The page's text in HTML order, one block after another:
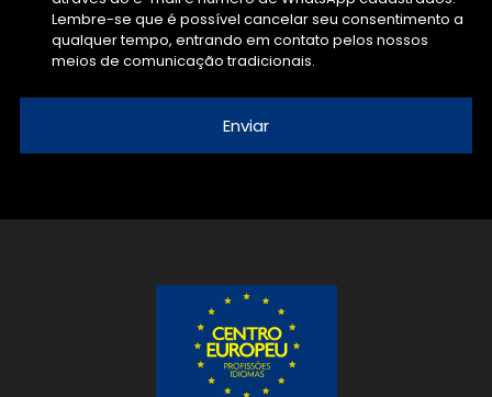
Lembre-se que é possível cancelar seu consentimento a
qualquer tempo, entrando em contato pelos nossos
meios de comunicação tradicionais.